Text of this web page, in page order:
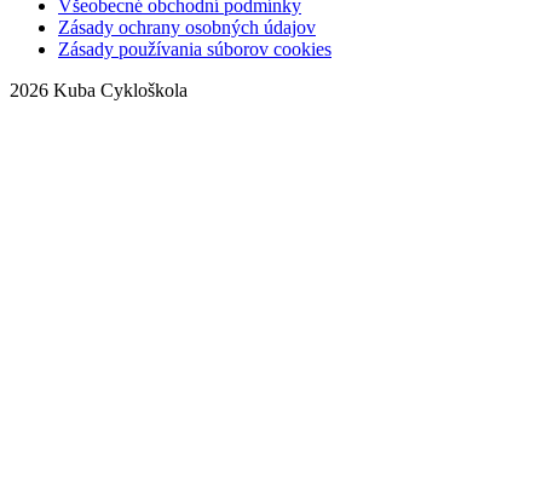
Všeobecné obchodní podmínky
Zásady ochrany osobných údajov
Zásady používania súborov cookies
2026 Kuba Cykloškola